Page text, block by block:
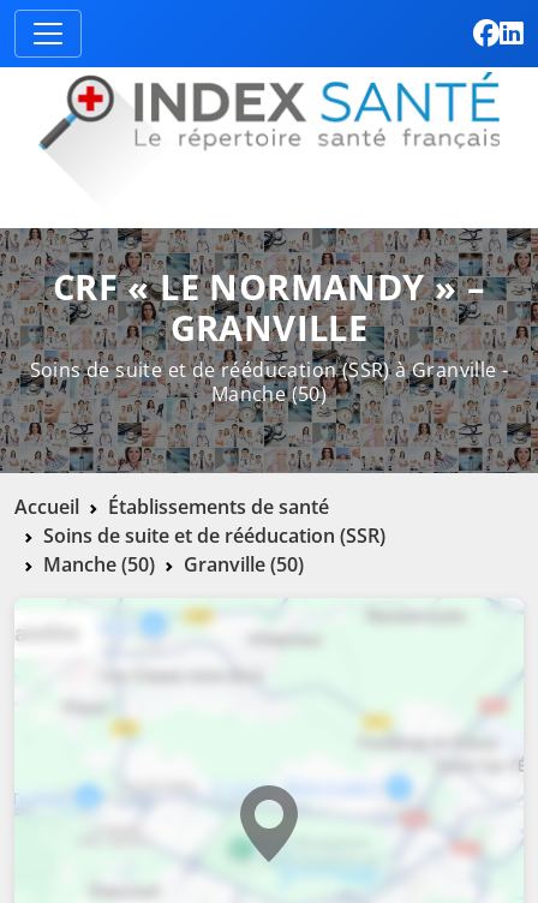
CRF « LE NORMANDY » –
GRANVILLE
Soins de suite et de rééducation (SSR) à Granville -
Manche (50)
Accueil
Établissements de santé
Soins de suite et de rééducation (SSR)
Manche (50)
Granville (50)